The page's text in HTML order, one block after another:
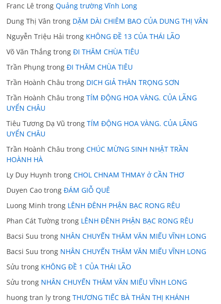
Franc Lê trongQuảng trường Vĩnh Long
Dung Thị Vân trong DẶM DÀI CHIÊM BAO CỦA DUNG THỊ VÂN
Nguyễn Triệu Hải trong KHÔNG ĐỀ 13 CỦA THÁI LÃO
Võ Văn Thắng trongĐI THĂM CHÙA TIÊU
Trần Phụng trongĐI THĂM CHÙA TIÊU
Trần Hoành Châu trong DICH GIẢ THÂN TRỌNG SƠN
Trần Hoành Châu trongTÍM ĐỘNG HOA VÀNG. CỦA LÃNG
UYỂN CHÂU
Tiêu Tương Dạ Vũ trongTÍM ĐỘNG HOA VÀNG. CỦA LÃNG
UYỂN CHÂU
Trần Hoành Châu trongCHÚC MỪNG SINH NHẬT TRẦN
HOÀNH HÀ
Ly Duy Huynh trongCHOL CHNAM THMAY ở CẦN THƠ
Duyen Cao trongĐÁM GIỖ QUÊ
Luong Minh trong LÊNH ĐÊNH PHẬN BẠC RONG RÊU
Phan Cát Tường trong LÊNH ĐÊNH PHẬN BẠC RONG RÊU
Bacsi Suu trong NHÂN CHUYẾN THĂM VĂN MIẾU VĨNH LONG
Bacsi Suu trong NHÂN CHUYẾN THĂM VĂN MIẾU VĨNH LONG
Sửu trong KHÔNG ĐỀ 1 CỦA THÁI LÃO
Sửu trong NHÂN CHUYẾN THĂM VĂN MIẾU VĨNH LONG
huong tran ly trongTHƯƠNG TIẾC BÀ THÂN THỊ KHÁNH